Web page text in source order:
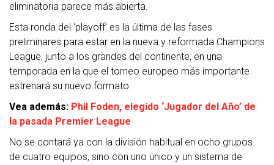
eliminatoria parece más abierta.
Esta ronda del ‘playoff’ es la última de las fases
preliminares para estar en la nueva y reformada Champions
League, junto a los grandes del continente, en una
temporada en la que el torneo europeo más importante
estrenará su nuevo formato.
Vea además: Phil Foden, elegido ‘Jugador del Año’ de
la pasada Premier League
No se contará ya con la división habitual en ocho grupos
de cuatro equipos, sino con uno único y un sistema de